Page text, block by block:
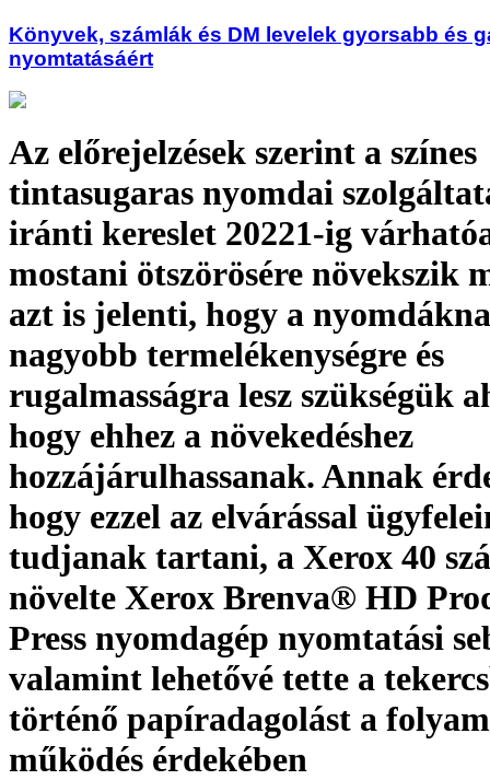
Könyvek, számlák és DM levelek gyorsabb és
nyomtatásáért
Az előrejelzések szerint a színes
tintasugaras nyomdai
iránti kereslet 20221-ig
mostani ötszörösére növekszik
azt is jelenti, hogy a
nagyobb termelékenységre és
rugalmasságra lesz szükségük
hogy ehhez a növekedéshez
hozzájárulhassanak. Annak
hogy ezzel az elvárással
tudjanak tartani, a Xerox 40
növelte Xerox Brenva® HD
Press nyomdagép nyomtatási
valamint lehetővé tette a
történő papíradagolást a
működés érdekében